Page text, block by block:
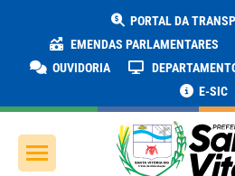
PORTAL DA
EMENDAS PARLAMENTARES
OUVIDORIA
E-SIC